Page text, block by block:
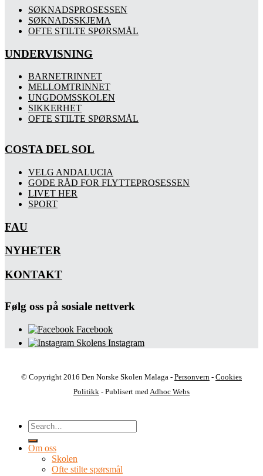
SØKNADSPROSESSEN
SØKNADSSKJEMA
OFTE STILTE SPØRSMÅL
UNDERVISNING
BARNETRINNET
MELLOMTRINNET
UNGDOMSSKOLEN
SIKKERHET
OFTE STILTE SPØRSMÅL
COSTA DEL SOL
VELG ANDALUCIA
GODE RÅD FOR FLYTTEPROSESSEN
LIVET HER
SPORT
FAU
NYHETER
KONTAKT
Følg oss på sosiale nettverk
Facebook
Skolens Instagram
© Copyright 2016 Den Norske Skolen Malaga - Personvern - Cookies
Politikk - Publisert med Adhoc Webs
Om oss
Skolen
Ofte stilte spørsmål